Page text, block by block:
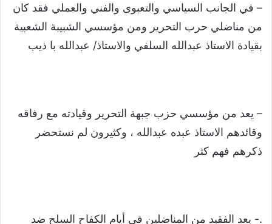
– في الجانب السياسي والتعبوى والفني والعملي فقد كان
من مناضلي حرب التحرير ومن مؤسسي الشبيبة الشعبية
بقيادة الاستاذ عبدالله السلفي والاستاذ/ عبدالله با ذيب
– يعد من مؤسسي حزب جبهة التحرير وقيادته مع رفاقه
وقائدهم الاستاذ عبده عبدالله ، وكثيرون لم نستحضر
ذكرهم فهم كثر
.- يعد الفقيد من المناضلين في أيام الكفاح السلح ضد